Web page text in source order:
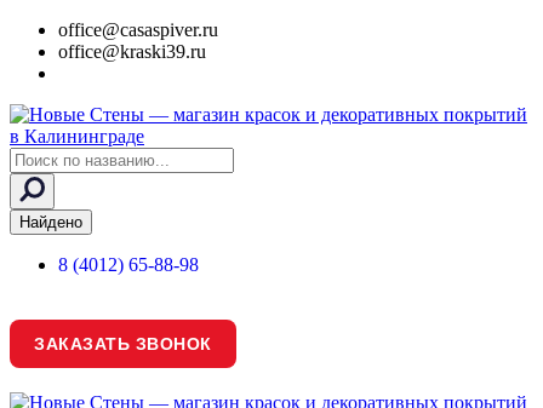
office@casaspiver.ru
office@kraski39.ru
Search
...
Найдено
8 (4012) 65-88-98
ЗАКАЗАТЬ ЗВОНОК